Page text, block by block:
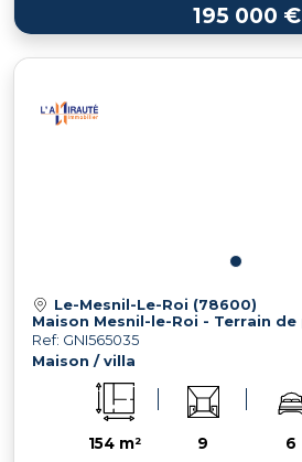
195 000 €
Le-Mesnil-Le-Roi (78600)
Ref: GNI565035
Maison / villa
154 m² 9 6